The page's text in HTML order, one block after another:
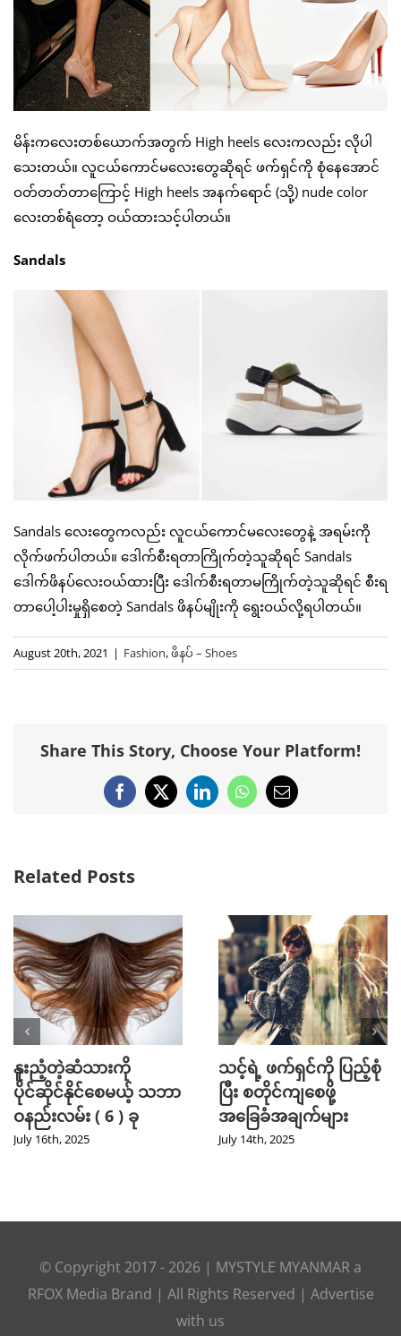
မိန်းကလေးတစ်ယောက်အတွက် High heels လေးကလည်း လိုပါ
သေးတယ်။ လူငယ်ကောင်မလေးတွေဆိုရင် ဖက်ရှင်ကို စုံနေအောင်
ဝတ်တတ်တာကြောင့် High heels အနက်ရောင် (သို့) nude color
လေးတစ်ရံတော့ ဝယ်ထားသင့်ပါတယ်။
Sandals
Sandals လေးတွေကလည်း လူငယ်ကောင်မလေးတွေနဲ့ အရမ်းကို
လိုက်ဖက်ပါတယ်။ ဒေါက်စီးရတာကြိုက်တဲ့သူဆိုရင် Sandals
ဒေါက်ဖိနပ်လေးဝယ်ထားပြီး ဒေါက်စီးရတာမကြိုက်တဲ့သူဆိုရင် စီးရ
တာပေါ့ပါးမှုရှိစေတဲ့ Sandals ဖိနပ်မျိုးကို ရွေးဝယ်လို့ရပါတယ်။
August 20th, 2021 | Fashion,ဖိနပ် – Shoes
Share This Story, Choose Your Platform!
Facebook
X LinkedInWhatsApp
Email
Related Posts
နူးညံ့တဲ့ဆံသားကို
ပိုင်ဆိုင်နိုင်စေမယ့် သဘာ
ဝနည်းလမ်း ( 6 ) ခု
July 16th, 2025
သင့်ရဲ့ ဖက်ရှင်ကို ပြည့်စုံ
ပြီး စတိုင်ကျစေဖို့
အခြေခံအချက်များ
July 14th, 2025
© Copyright 2017 - 2026 | MYSTYLE MYANMAR a
RFOX Media Brand | All Rights Reserved | Advertise
with us